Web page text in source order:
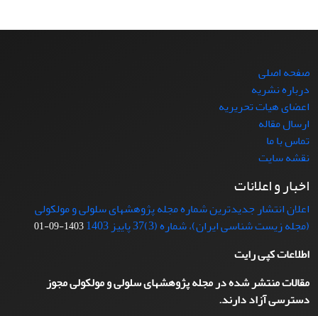
صفحه اصلی
درباره نشریه
اعضای هیات تحریریه
ارسال مقاله
تماس با ما
نقشه سایت
اخبار و اعلانات
اعلان انتشار جدیدترین شماره مجله پژوهشهای سلولی و مولکولی
(مجله زیست شناسی ایران)، شماره (3)37 پاییز 1403
1403-09-01
اطلاعات کپی رایت
مقالات منتشر شده در مجله پژوهشهای سلولی و مولکولی مجوز
دسترسی آزاد دارند.